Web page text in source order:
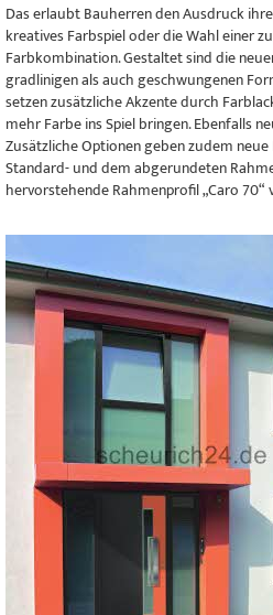
Das erlaubt Bauherren den Ausdruck
kreatives Farbspiel oder die Wahl einer
Farbkombination. Gestaltet sind die
gradlinigen als auch geschwungenen
setzen zusätzliche Akzente durch
mehr Farbe ins Spiel bringen. Ebenfalls
Zusätzliche Optionen geben zudem
Standard- und dem abgerundeten
hervorstehende Rahmenprofil „Caro 70“